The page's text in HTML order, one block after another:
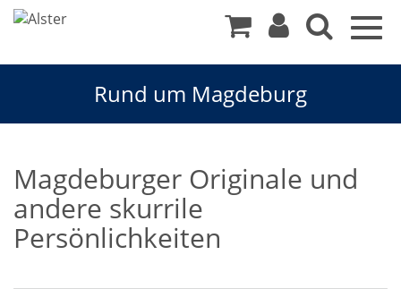
Rund um Magdeburg
Magdeburger Originale und
andere skurrile
Persönlichkeiten